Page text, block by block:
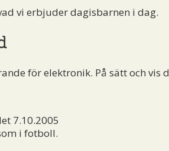
vi erbjuder dagisbarnen i dag.
för elektronik. På sätt och vis
7.10.2005
i fotboll.